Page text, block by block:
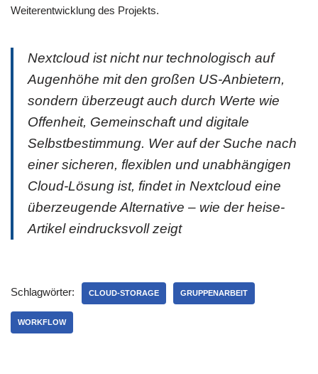
Weiterentwicklung des Projekts.
Nextcloud ist nicht nur technologisch auf
Augenhöhe mit den großen US-Anbietern,
sondern überzeugt auch durch Werte wie
Offenheit, Gemeinschaft und digitale
Selbstbestimmung. Wer auf der Suche nach
einer sicheren, flexiblen und unabhängigen
Cloud-Lösung ist, findet in Nextcloud eine
überzeugende Alternative – wie der heise-
Artikel eindrucksvoll zeigt
Schlagwörter: CLOUD-STORAGE GRUPPENARBEIT
WORKFLOW